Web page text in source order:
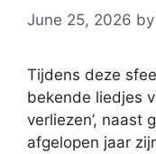
June 25, 2026 by
Tijdens deze
bekende liedjes
verliezen’, naast
afgelopen jaar